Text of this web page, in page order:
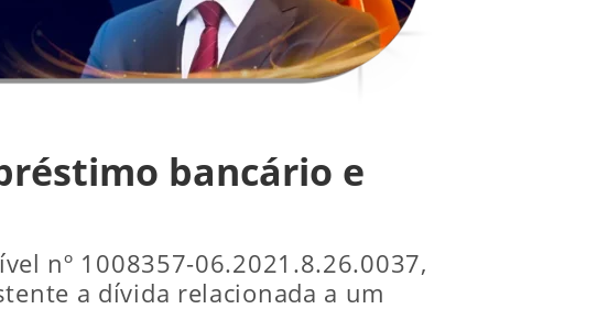
bancário e
nº 1008357-06.2021.8.26.0037,
a dívida relacionada a um